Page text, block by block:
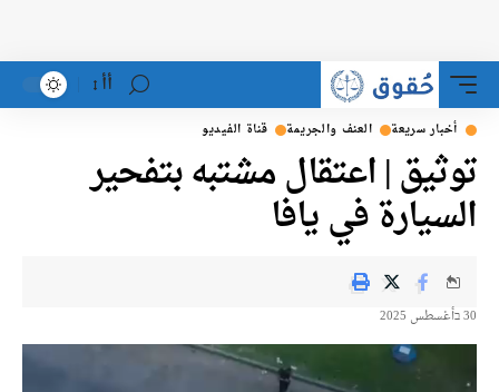
أأ
سريعة العنف والجريمة قناة الفيديو
| اعتقال مشتبه بتفحير
في يافا